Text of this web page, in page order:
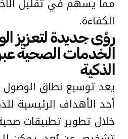
الكفاءة.
رؤى جديدة لتعزيز
الخدمات الصحية عبر
الذكية
يعد توسيع نطاق الوصول
أحد الأهداف الرئيسية
خلال تطوير تطبيقات